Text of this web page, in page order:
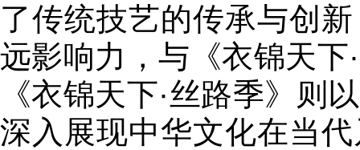
了传统技艺的传承与创
远影响力，与《衣锦天
《衣锦天下·丝路季》则
深入展现中华文化在当